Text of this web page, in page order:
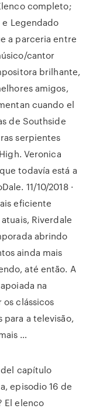
completo;
Legendado
a parceria entre
cantor
brilhante,
amigos,
cuando el
de Southside
serpientes
Veronica
todavía está a
11/10/2018 ·
eficiente
Riverdale
abrindo
ainda mais
até então. A
na
clássicos
a televisão,
…
capítulo
episodio 16 de
El elenco